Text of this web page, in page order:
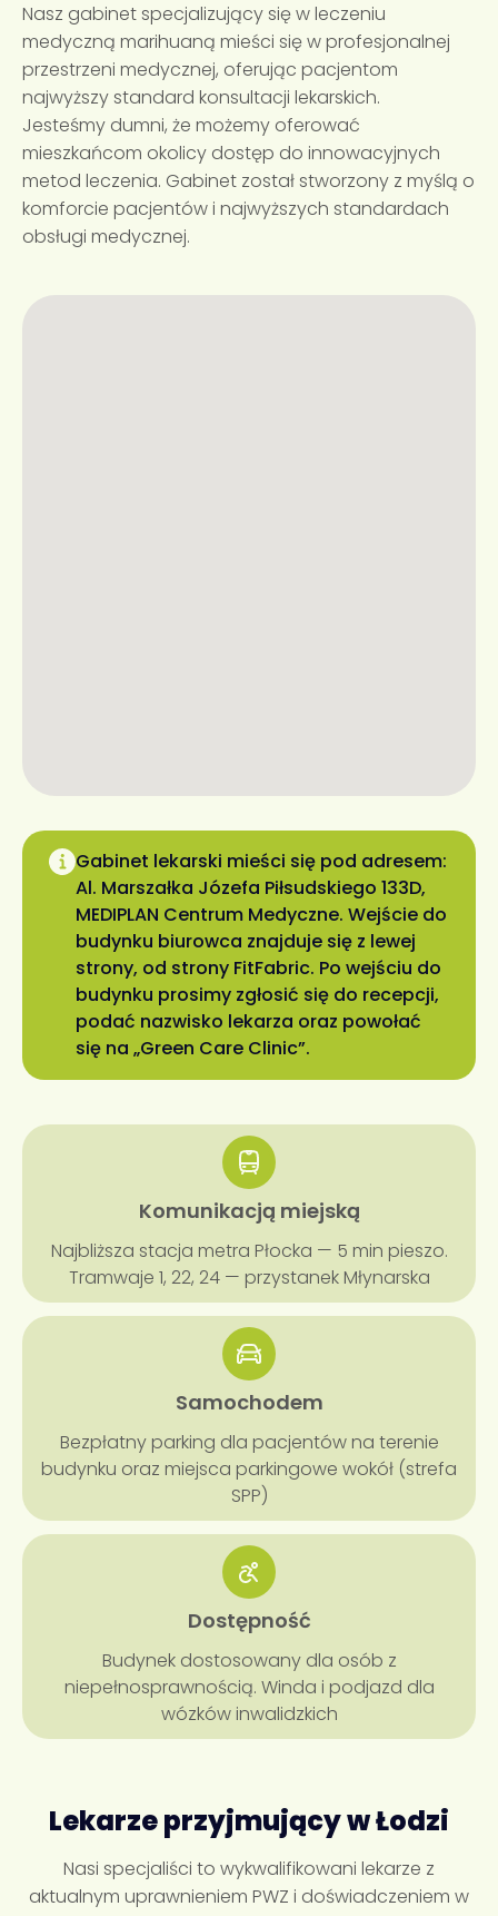
Nasz gabinet specjalizujący się w leczeniu
medyczną marihuaną mieści się w profesjonalnej
przestrzeni medycznej, oferując pacjentom
najwyższy standard konsultacji lekarskich.
Jesteśmy dumni, że możemy oferować
mieszkańcom okolicy dostęp do innowacyjnych
metod leczenia. Gabinet został stworzony z myślą o
komforcie pacjentów i najwyższych standardach
obsługi medycznej.
Gabinet lekarski mieści się pod adresem:
Al. Marszałka Józefa Piłsudskiego 133D,
MEDIPLAN Centrum Medyczne. Wejście do
budynku biurowca znajduje się z lewej
strony, od strony FitFabric. Po wejściu do
budynku prosimy zgłosić się do recepcji,
podać nazwisko lekarza oraz powołać
się na „Green Care Clinic”.
Komunikacją miejską
Najbliższa stacja metra Płocka — 5 min pieszo.
Tramwaje 1, 22, 24 — przystanek Młynarska
Samochodem
Bezpłatny parking dla pacjentów na terenie
budynku oraz miejsca parkingowe wokół (strefa
SPP)
Dostępność
Budynek dostosowany dla osób z
niepełnosprawnością. Winda i podjazd dla
wózków inwalidzkich
Lekarze przyjmujący w Łodzi
Nasi specjaliści to wykwalifikowani lekarze z
aktualnym uprawnieniem PWZ i doświadczeniem w